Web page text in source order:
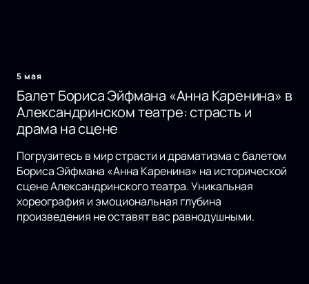
5 мая
Балет Бориса Эйфмана «Анна Каренина» в
Александринском театре: страсть и
драма на сцене
Погрузитесь в мир страсти и драматизма с балетом
Бориса Эйфмана «Анна Каренина» на исторической
сцене Александринского театра. Уникальная
хореография и эмоциональная глубина
произведения не оставят вас равнодушными.